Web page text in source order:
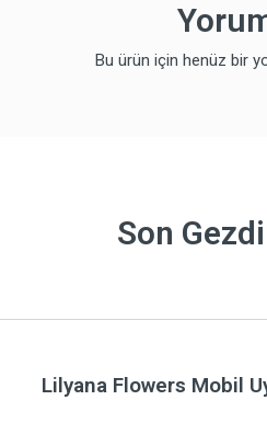
Bu ürün için henüz bir
Son
Lilyana Flowers Mobil